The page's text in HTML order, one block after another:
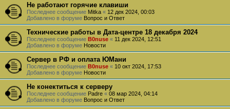
Не работают горячие клавиши
Последнее сообщение Mitka « 12 дек 2024, 00:03
Добавлено в форуме Вопрос и Ответ
Технические работы в Дата-центре 18 декабря 2024
Последнее сообщение B0nuse « 11 дек 2024, 12:51
Добавлено в форуме Новости
Сервер в РФ и оплата ЮМани
Последнее сообщение B0nuse « 10 окт 2024, 17:53
Добавлено в форуме Новости
Не конектиться к серверу
Последнее сообщение Padre « 08 мар 2024, 04:14
Добавлено в форуме Вопрос и Ответ